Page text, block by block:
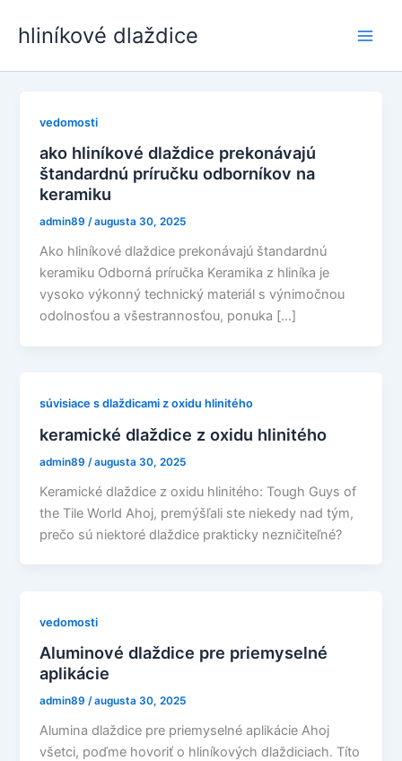
hliníkové dlaždice
vedomosti
ako hliníkové dlaždice prekonávajú
štandardnú príručku odborníkov na
keramiku
admin89/augusta 30, 2025
Ako hliníkové dlaždice prekonávajú štandardnú
keramiku Odborná príručka Keramika z hliníka je
vysoko výkonný technický materiál s výnimočnou
odolnosťou a všestrannosťou, ponuka […]
súvisiace s dlaždicami z oxidu hlinitého
keramické dlaždice z oxidu hlinitého
admin89 /augusta 30, 2025
Keramické dlaždice z oxidu hlinitého: Tough Guys of
the Tile World Ahoj, premýšľali ste niekedy nad tým,
prečo sú niektoré dlaždice prakticky nezničiteľné?
vedomosti
Aluminové dlaždice pre priemyselné
aplikácie
admin89/augusta 30, 2025
Alumina dlaždice pre priemyselné aplikácie Ahoj
všetci, poďme hovoriť o hliníkových dlaždiciach. Títo